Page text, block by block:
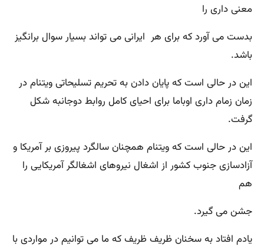
معنی داری را
بدست می آورد که برای‌ هر ایرانی می تواند بسیار سوال برانگیز
باشد.
این در حالی است که پایان دادن به تحریم تسلیحاتی ویتنام در
زمان زمام داری اوباما برای احیای کامل روابط دوجانبه شکل
گرفت.
این در حالی است که ویتنام همچنان سالگرد پیروزی بر آمریکا و
آزادسازی جنوب کشور از اشغال نیروهای اشغالگر آمریکایی را
هم
جشن می گیرد.
یادم افتاد به سخنان ظریف ظریف که ما می توانيم در مواردی با